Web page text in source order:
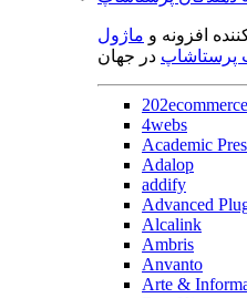
افزونه و ماژول
پرستاشاپ در جهان
202ecommerce
4webs
Academic
Adalop
addify
Advanced
Alcalink
Ambris
Anvanto
Arte &